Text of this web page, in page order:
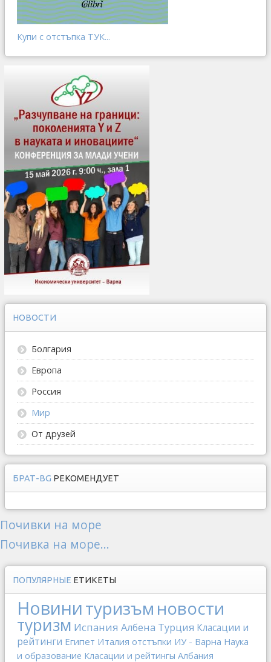
Купи с отстъпка ТУК...
НОВОСТИ
Болгария
Европа
Россия
Мир
От друзей
БРАТ-BG РЕКОМЕНДУЕТ
Почивки на море
Почивка на море...
ПОПУЛЯРНЫЕ ЕТИКЕТЫ
Новинитуризъм новости
туризм Испания Албена Турция Класации и
рейтинги Египет Италия отстъпки ИУ - Варна Наука
и образование Класации и рейтингы Албания